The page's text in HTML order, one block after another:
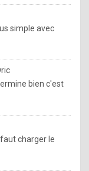
simple avec
bien c'est
charger le